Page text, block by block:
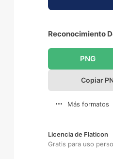
Reconocimiento
PNG
Copiar
Más formatos
Licencia de Flaticon
Gratis para uso